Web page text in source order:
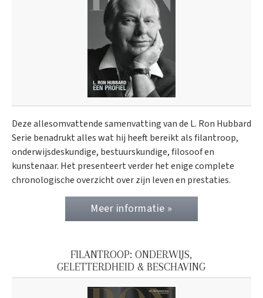
Deze allesomvattende samenvatting van de L. Ron Hubbard
Serie benadrukt alles wat hij heeft bereikt als filantroop,
onderwijsdeskundige, bestuurskundige, filosoof en
kunstenaar. Het presenteert verder het enige complete
chronologische overzicht over zijn leven en prestaties.
Meer informatie »
FILANTROOP: ONDERWIJS,
GELETTERDHEID & BESCHAVING